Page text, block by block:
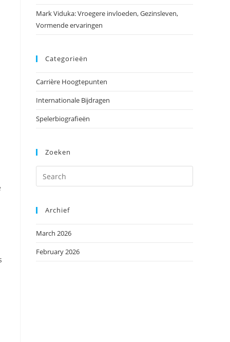
Mark Viduka: Vroegere invloeden, Gezinsleven,
Vormende ervaringen
Categorieën
Carrière Hoogtepunten
Internationale Bijdragen
Spelerbiografieën
Zoeken
Archief
March 2026
February 2026